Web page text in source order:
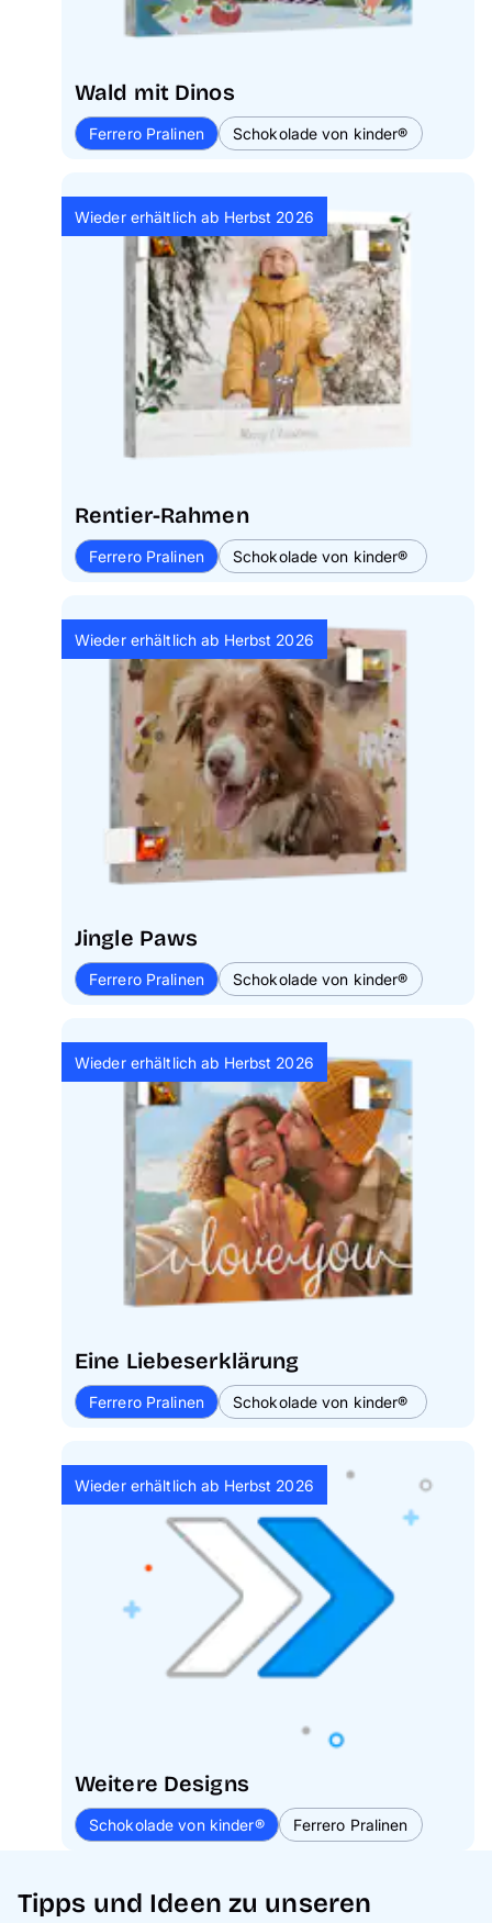
Wald mit Dinos
Ferrero Pralinen Schokolade von kinder®
Wieder erhältlich ab Herbst 2026
Rentier-Rahmen
Ferrero Pralinen Schokolade von kinder®
Wieder erhältlich ab Herbst 2026
Jingle Paws
Ferrero Pralinen Schokolade von kinder®
Wieder erhältlich ab Herbst 2026
Eine Liebeserklärung
Ferrero Pralinen Schokolade von kinder®
Wieder erhältlich ab Herbst 2026
Weitere Designs
Schokolade von kinder® Ferrero Pralinen
Tipps und Ideen zu unseren